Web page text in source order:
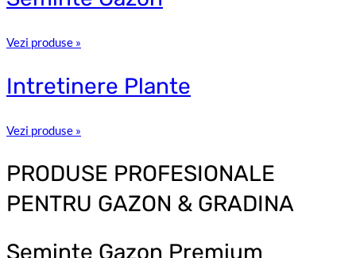
Vezi produse »
Intretinere Plante
Vezi produse »
PRODUSE PROFESIONALE
PENTRU GAZON & GRADINA
Seminte Gazon Premium